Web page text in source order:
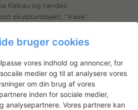
Kalkau og hendes
skulpturobjekt, "Vase".
bruger cookies
vores indhold og annoncer, for
medier og til at analysere vores
om din brug af vores
inden for sociale medier,
analysepartnere. Vores partnere kan